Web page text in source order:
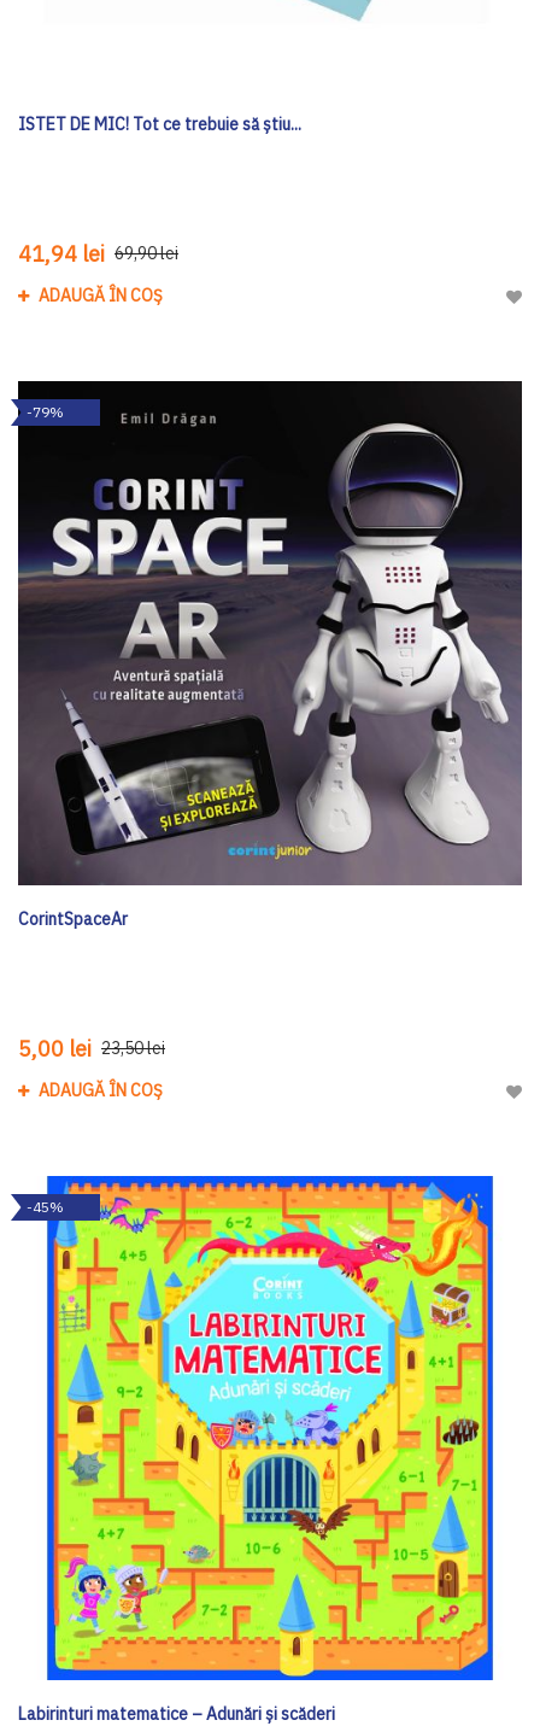
ISTET DE MIC! Tot ce trebuie să ştiu...
41,94 lei 69,90 lei
ADAUGĂ ÎN COȘ
-79%
CorintSpaceAr
5,00 lei 23,50 lei
ADAUGĂ ÎN COȘ
-45%
Labirinturi matematice – Adunări și scăderi